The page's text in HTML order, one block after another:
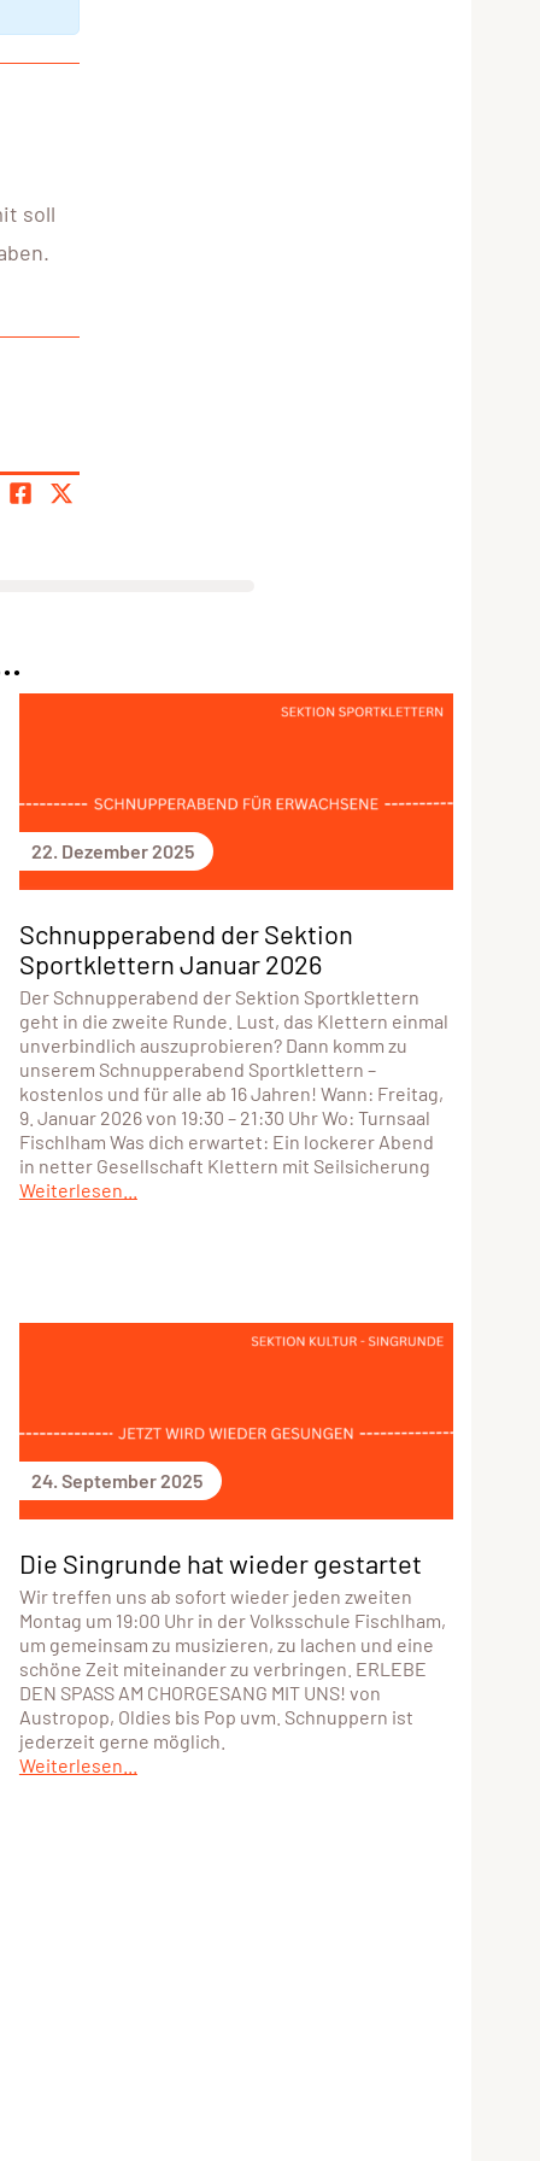
soll
22. Dezember 2025
Schnupperabend der Sektion
Sportklettern Januar 2026
Der Schnupperabend der Sektion Sportklettern
geht in die zweite Runde. Lust, das Klettern einmal
unverbindlich auszuprobieren? Dann komm zu
unserem Schnupperabend Sportklettern –
kostenlos und für alle ab 16 Jahren! Wann: Freitag,
9. Januar 2026 von 19:30 – 21:30 Uhr Wo: Turnsaal
Fischlham Was dich erwartet: Ein lockerer Abend
in netter Gesellschaft Klettern mit Seilsicherung
Weiterlesen...
24. September 2025
Die Singrunde hat wieder gestartet
Wir treffen uns ab sofort wieder jeden zweiten
Montag um 19:00 Uhr in der Volksschule Fischlham,
um gemeinsam zu musizieren, zu lachen und eine
schöne Zeit miteinander zu verbringen. ERLEBE
DEN SPASS AM CHORGESANG MIT UNS! von
Austropop, Oldies bis Pop uvm. Schnuppern ist
jederzeit gerne möglich.
Weiterlesen...